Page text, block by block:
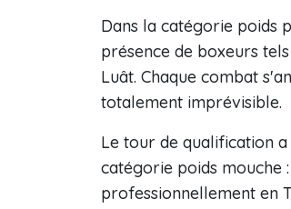
Dans la catégorie poids
présence de boxeurs
Luât. Chaque combat
totalement imprévisible.
Le tour de qualification
catégorie poids mouche
professionnellement en